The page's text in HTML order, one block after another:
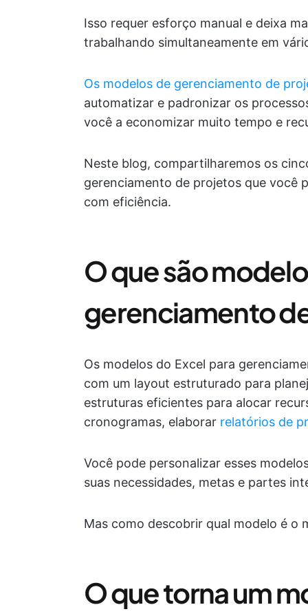
Isso requer esforço manual e deixa
trabalhando simultaneamente em
Os modelos de gerenciamento de
automatizar e padronizar os
você a economizar muito tempo e
Neste blog, compartilharemos os
gerenciamento de projetos que você
com eficiência.
O que são
gerenciamento
Os modelos do Excel para
com um layout estruturado para
estruturas eficientes para alocar
cronogramas, elaborar relatórios de
Você pode personalizar esses
suas necessidades, metas e partes
Mas como descobrir qual modelo é o
O que torna um